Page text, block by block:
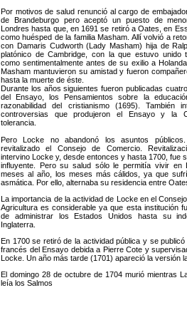
Por motivos de salud renunció al cargo de
de Brandeburgo pero aceptó un puesto de
Londres hasta que, en 1691 se retiró a Oates, en
como huésped de la familia Masham. Allí volvió a
con Damaris Cudworth (Lady Masham) hija de
platónico de Cambridge, con la que estuvo unido
como sentimentalmente antes de su exilio a
Masham mantuvieron su amistad y fueron
hasta la muerte de éste.
Durante los años siguientes fueron publicadas
del Ensayo, los Pensamientos sobre la
razonabilidad del cristianismo (1695). También
controversias que produjeron el Ensayo y la
tolerancia.
Pero Locke no abandonó los asuntos
revitalizado el Consejo de Comercio.
intervino Locke y, desde entonces y hasta 1700, fue
influyente. Pero su salud sólo le permitía vivir en
meses al año, los meses más cálidos, ya que
asmática. Por ello, alternaba su residencia entre
La importancia de la actividad de Locke en el
Agricultura es considerable ya que esta institución
de administrar los Estados Unidos hasta su
Inglaterra.
En 1700 se retiró de la actividad pública y se
francés del Ensayo debida a Pierre Cote y
Locke. Un año más tarde (1701) apareció la versión
El domingo 28 de octubre de 1704 murió mientras
leía los Salmos